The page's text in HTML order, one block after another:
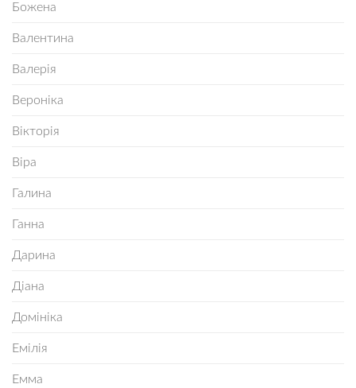
Божена
Валентина
Валерія
Вероніка
Вікторія
Віра
Галина
Ганна
Дарина
Діана
Домініка
Емілія
Емма